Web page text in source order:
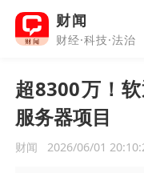
财闻
财经·科技·法治
超8300万！
服务器项目
财闻 2026/06/01